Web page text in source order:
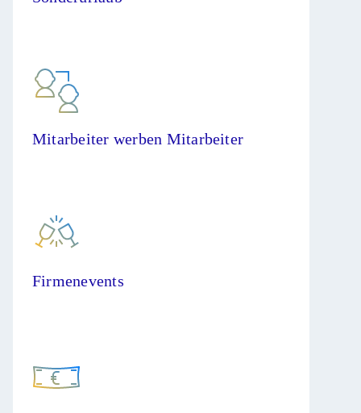
Mitarbeiter werben Mitarbeiter
Firmenevents